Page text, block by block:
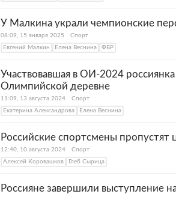
У Малкина украли чемпионские
08:09, 15 января 2025
Спорт
Евгений Малкин
Елена Веснина ФБР
Участвовавшая в ОИ-2024
Олимпийской деревне
11:09, 13 августа 2024
Спорт
Екатерина Александрова
Елена Веснина
Российские спортсмены
12:40, 10 августа 2024
Спорт
Алексей Коровашков
Глеб Сырица
Россияне завершили выступление